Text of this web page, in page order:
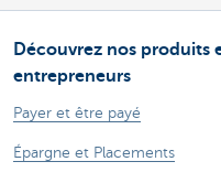
Découvrez nos produits
entrepreneurs
Payer et être payé
Épargne et Placements